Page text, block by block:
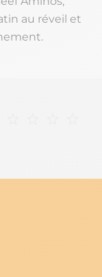
au réveil et